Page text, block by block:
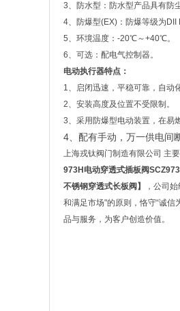
3、防水型：防水型产品具有防
4、防爆型(EX)：防爆等级为DII
5、环境温度：-20℃～+40℃。
6、可选：配电气控制器。
电动执行器特点：
1、启闭迅速，平稳可靠，自动
2、安装高度及位置不受限制。
3、采用防爆型电动装置，在易
4、配有手动，万一供电间
上海戎钛阀门制造有限公司 主
973H 电动穿透式插板阀
不锈钢穿透式长板阀 】
，公司
和满足市场"的原则，恪守“诚
品与服务，为客户创造价值。